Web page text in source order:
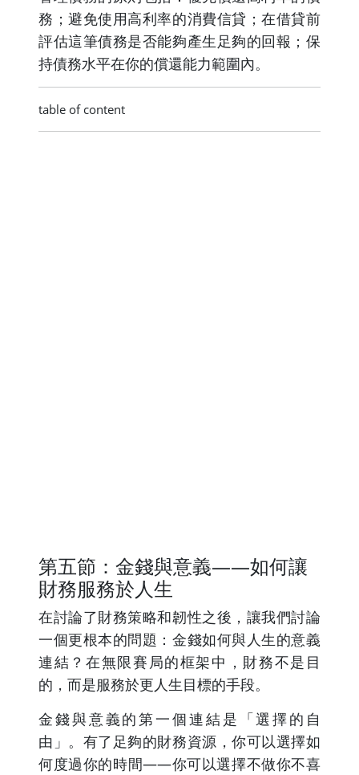
務；避免使用高利率的消費信貸；在借貸前
評估這筆債務是否能夠產生足夠的回報；保
持債務水平在你的償還能力範圍內。
table of content
第五節：金錢與意義——如何讓
財務服務於人生
在討論了財務策略和韌性之後，讓我們討論
一個更根本的問題：金錢如何與人生的意義
連結？在無限賽局的框架中，財務不是目
的，而是服務於更人生目標的手段。
金錢與意義的第一個連結是「選擇的自
由」。有了足夠的財務資源，你可以選擇如
何度過你的時間——你可以選擇不做你不喜